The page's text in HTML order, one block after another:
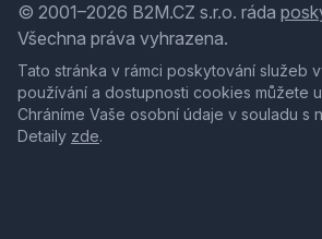
© 2001–2026 B2M.CZ s.r.o. ráda
Všechna práva vyhrazena.
Tato stránka v rámci poskytování služeb
používání a dostupnosti cookies můžete
Chráníme Vaše osobní údaje v souladu s
Detaily zde.